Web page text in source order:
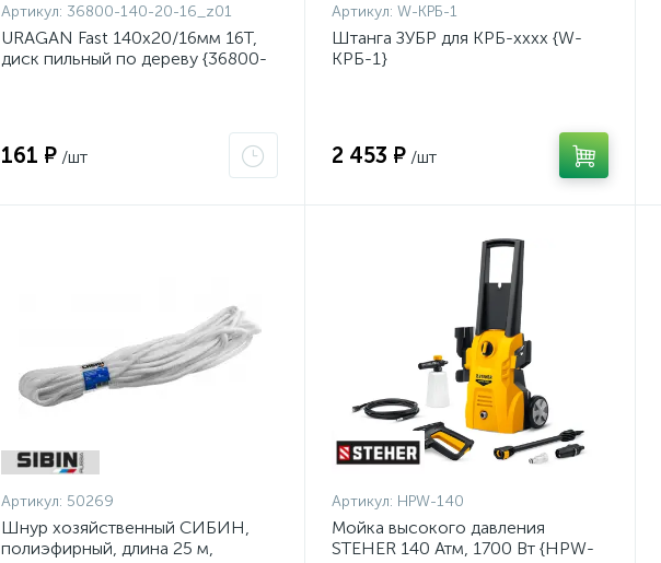
Артикул: 36800-140-20-16_z01
URAGAN Fast 140x20/16мм 16Т,
диск пильный по дереву {36800-
161 ₽ /шт
Артикул: W-КРБ-1
Штанга ЗУБР для КРБ-хххх {W-
КРБ-1}
2 453 ₽ /шт
Артикул: 50269
Шнур хозяйственный СИБИН,
полиэфирный, длина 25 м,
Артикул: HPW-140
Мойка высокого давления
STEHER 140 Атм, 1700 Вт {HPW-